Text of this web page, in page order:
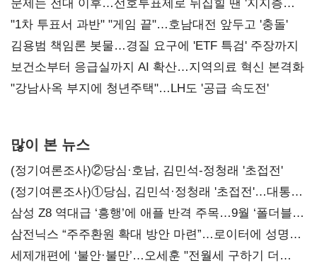
문제는 전대 이후…선호투표제로 뒤집힐 땐 '지지층
불복'
"1차 투표서 과반" "게임 끝"…호남대전 앞두고 '충돌'
김용범 책임론 봇물…경질 요구에 'ETF 특검' 주장까지
보건소부터 응급실까지 AI 확산…지역의료 혁신 본격화
"강남사옥 부지에 청년주택"…LH도 '공급 속도전'
많이 본 뉴스
(정기여론조사)②당심·호남, 김민석-정청래 '초접전'
(정기여론조사)①당심, 김민석·정청래 '초접전'…대통령
지지도 '50% 아래로'(종합)
삼성 Z8 역대급 ‘흥행’에 애플 반격 주목…9월 ‘폴더블
대전’
삼전닉스 “주주환원 확대 방안 마련”…로이터에 성명
보내
세제개편에 ‘불안·불만’…오세훈 "전월세 구하기 더